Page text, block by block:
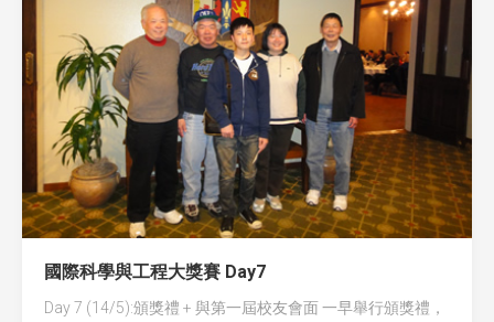
國際科學與工程大獎賽 Day7
Day 7 (14/5):頒獎禮 + 與第一屆校友會面 一早舉行頒獎禮，